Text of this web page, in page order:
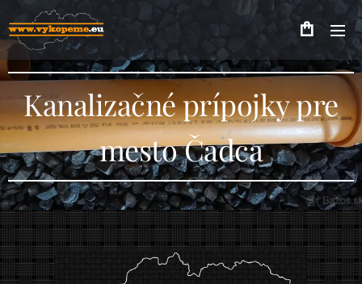
Kanalizačné prípojky pre
mesto Čadca